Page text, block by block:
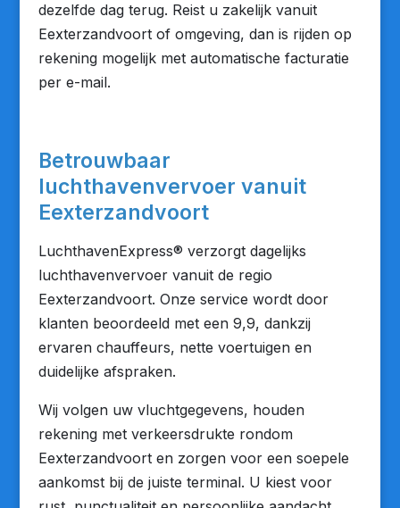
dezelfde dag terug. Reist u zakelijk vanuit
Eexterzandvoort of omgeving, dan is rijden op
rekening mogelijk met automatische facturatie
per e-mail.
Betrouwbaar
luchthavenvervoer vanuit
Eexterzandvoort
LuchthavenExpress® verzorgt dagelijks
luchthavenvervoer vanuit de regio
Eexterzandvoort. Onze service wordt door
klanten beoordeeld met een 9,9, dankzij
ervaren chauffeurs, nette voertuigen en
duidelijke afspraken.
Wij volgen uw vluchtgegevens, houden
rekening met verkeersdrukte rondom
Eexterzandvoort en zorgen voor een soepele
aankomst bij de juiste terminal. U kiest voor